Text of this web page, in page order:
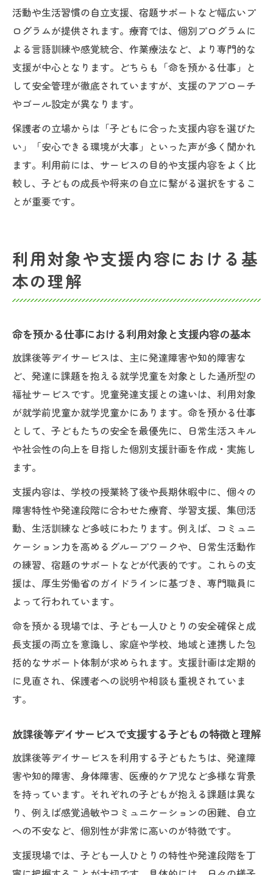
活動や生活習慣の自立支援、宿題サポートなど幅広いプ
ログラムが提供されます。療育では、個別プログラムに
よる言語訓練や感覚統合、作業療法など、より専門的な
支援が中心となります。どちらも「命を預かる仕事」と
して安全管理が徹底されていますが、支援のアプローチ
やゴール設定が異なります。
保護者の立場からは「子どもに合った支援内容を選びた
い」「安心できる環境が大事」といった声が多く聞かれ
ます。利用前には、サービスの目的や支援内容をよく比
較し、子どもの成長や将来の自立に繋がる選択をするこ
とが重要です。
利用対象や支援内容における基
本の理解
命を預かる仕事における利用対象と支援内容の基本
放課後等デイサービスは、主に発達障害や知的障害な
ど、発達に課題を抱える就学児童を対象とした通所型の
福祉サービスです。児童発達支援との違いは、利用対象
が就学前児童か就学児童かにあります。命を預かる仕事
として、子どもたちの安全を最優先に、日常生活スキル
や社会性の向上を目指した個別支援計画を作成・実施し
ます。
支援内容は、学校の授業終了後や長期休暇中に、個々の
障害特性や発達段階に合わせた療育、学習支援、集団活
動、生活訓練など多岐にわたります。例えば、コミュニ
ケーション力を高めるグループワークや、日常生活動作
の練習、宿題のサポートなどが代表的です。これらの支
援は、厚生労働省のガイドラインに基づき、専門職員に
よって行われています。
命を預かる現場では、子ども一人ひとりの安全確保と成
長支援の両立を意識し、家庭や学校、地域と連携した包
括的なサポート体制が求められます。支援計画は定期的
に見直され、保護者への説明や相談も重視されていま
す。
放課後等デイサービスで支援する子どもの特徴と理解
放課後等デイサービスを利用する子どもたちは、発達障
害や知的障害、身体障害、医療的ケア児など多様な背景
を持っています。それぞれの子どもが抱える課題は異な
り、例えば感覚過敏やコミュニケーションの困難、自立
への不安など、個別性が非常に高いのが特徴です。
支援現場では、子ども一人ひとりの特性や発達段階を丁